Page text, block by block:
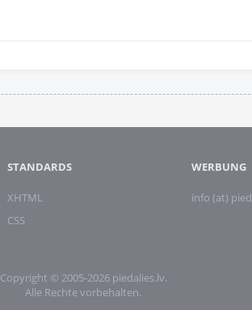
STANDARDS
XHTML
CSS
WERBUNG
info (at)
Copyright © 2005-2026 piedalies.lv.
Alle Rechte vorbehalten.